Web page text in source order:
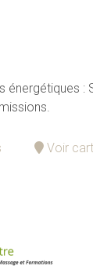
énergétiques :
Voir